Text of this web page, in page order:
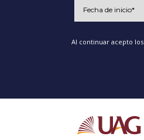
Al continuar acepto los